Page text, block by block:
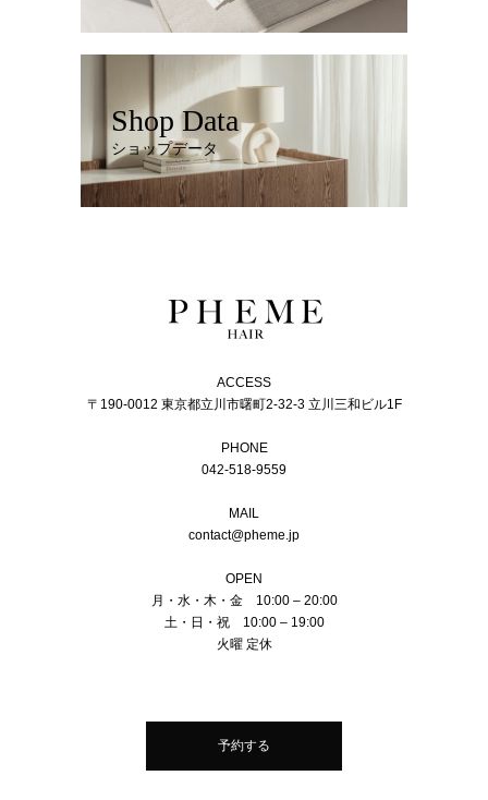
Shop Data
ショップデータ
ACCESS
〒190-0012 東京都立川市曙町2-32-3 立川三和ビル1F
PHONE
042-518-9559
MAIL
contact@pheme.jp
OPEN
月・水・木・金 10:00 – 20:00
土・日・祝 10:00 – 19:00
火曜 定休
予約する